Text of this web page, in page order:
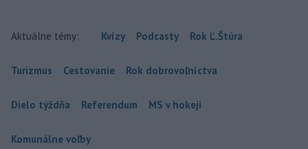
Aktuálne témy: Kvízy Podcasty Rok Ľ.Štúra
Turizmus Cestovanie Rok dobrovoľníctva
Dielo týždňa Referendum MS v hokeji
Komunálne voľby